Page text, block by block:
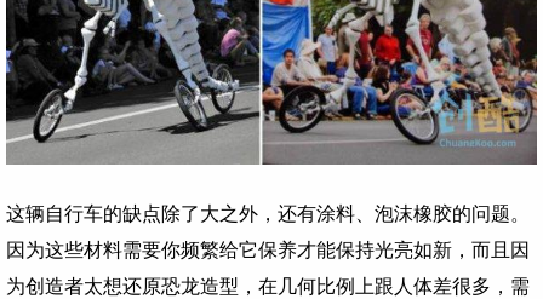
这辆自行车的缺点除了大之外，还有涂料、泡沫橡胶的问题。
因为这些材料需要你频繁给它保养才能保持光亮如新，而且因
为创造者太想还原恐龙造型，在几何比例上跟人体差很多，需